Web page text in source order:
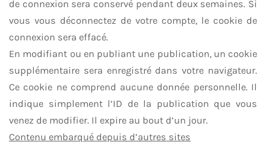
de connexion sera conservé pendant deux semaines. Si
vous vous déconnectez de votre compte, le cookie de
connexion sera effacé.
En modifiant ou en publiant une publication, un cookie
supplémentaire sera enregistré dans votre navigateur.
Ce cookie ne comprend aucune donnée personnelle. Il
indique simplement l’ID de la publication que vous
venez de modifier. Il expire au bout d’un jour.
Contenu embarqué depuis d’autres sites